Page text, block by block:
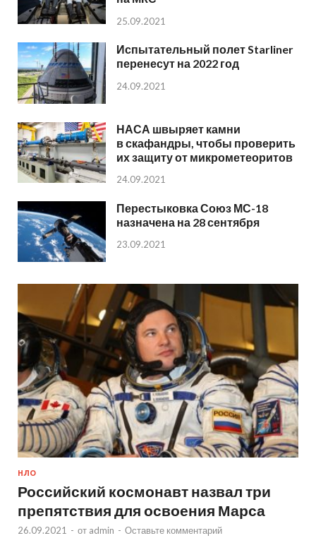
25.09.2021
Испытательный полет Starliner
перенесут на 2022 год
24.09.2021
НАСА швыряет камни
в скафандры, чтобы проверить
их защиту от микрометеоритов
24.09.2021
Перестыковка Союз МС-18
назначена на 28 сентября
23.09.2021
НЛО
Российский космонавт назвал три
препятствия для освоения Марса
26.09.2021 - от admin - Оставьте комментарий